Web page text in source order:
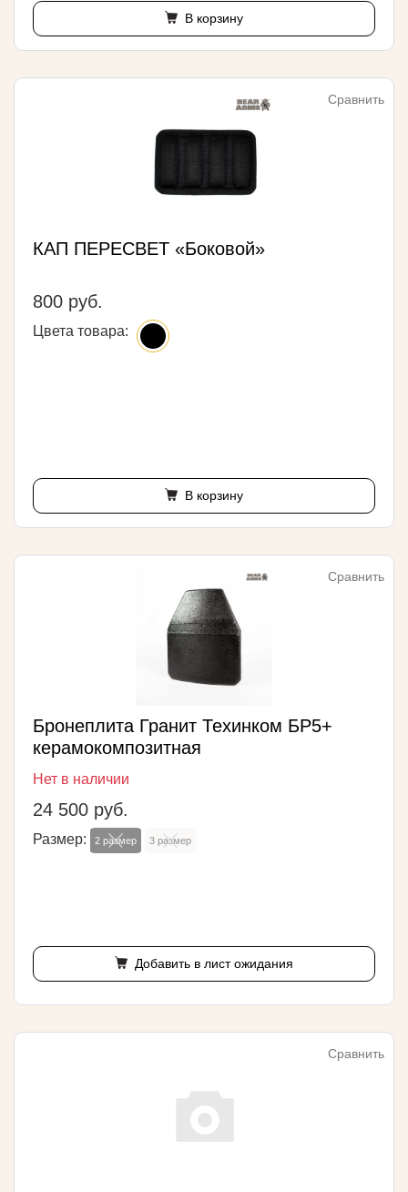
В корзину
Сравнить
КАП ПЕРЕСВЕТ «Боковой»
800 руб.
Цвета товара:
В корзину
Сравнить
Бронеплита Гранит Техинком БР5+
керамокомпозитная
Нет в наличии
24 500 руб.
Размер: 2 размер 3 размер
Добавить в лист ожидания
Сравнить